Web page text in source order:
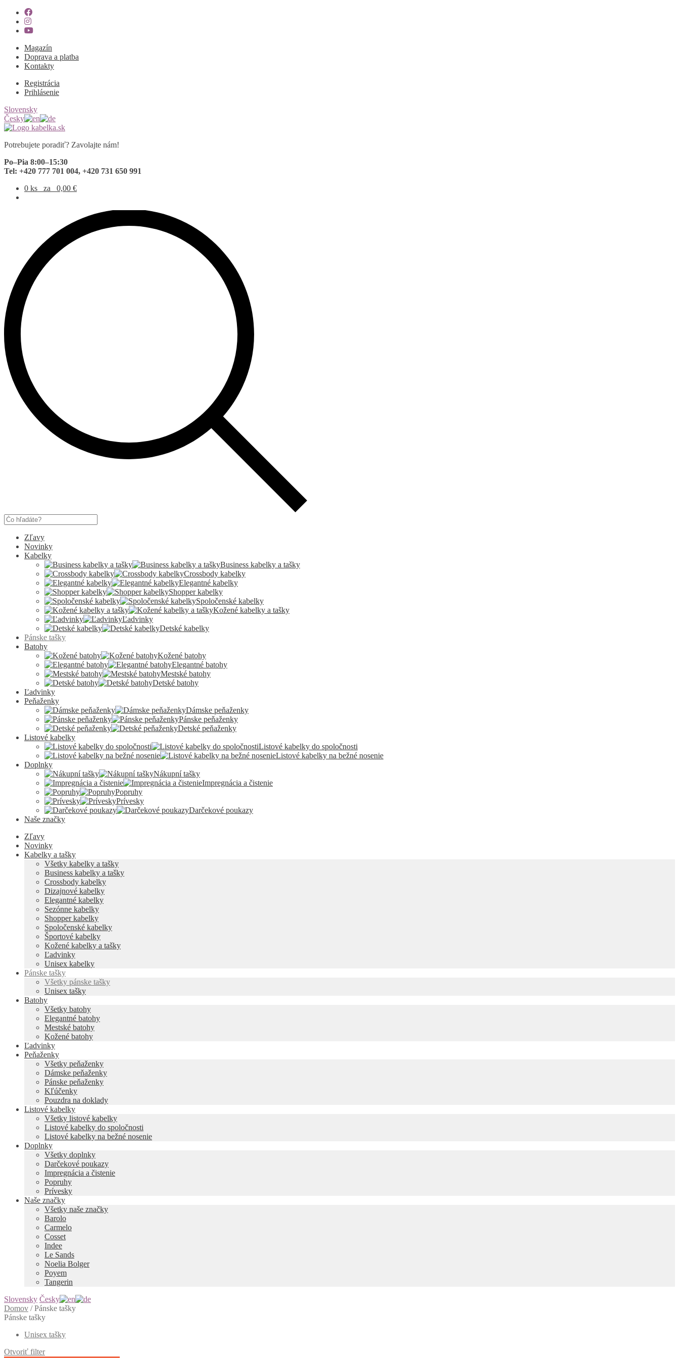
Magazín
Doprava a platba
Kontakty
Registrácia
Prihlásenie
Slovensky
Česky
Preskočiť
navigáciu
Preskočiť
obsah
Potrebujete poradiť? Zavolajte nám!
Po–Pia 8:00–15:30
Tel: +420 777 701 004, +420 731 650 991
0 ks
za 0,00 €
Products
search
Zľavy
Novinky
Kabelky
Business kabelky a tašky
Crossbody kabelky
Elegantné kabelky
Shopper kabelky
Spoločenské kabelky
Kožené kabelky a tašky
Ľadvinky
Detské kabelky
Pánske tašky
Batohy
Kožené batohy
Elegantné batohy
Mestské batohy
Detské batohy
Ľadvinky
Peňaženky
Dámske peňaženky
Pánske peňaženky
Detské peňaženky
Listové kabelky
Listové kabelky do spoločnosti
Listové kabelky na bežné nosenie
Doplnky
Nákupní tašky
Impregnácia a čistenie
Popruhy
Prívesky
Darčekové poukazy
Naše značky
Zľavy
Novinky
Kabelky a tašky
Všetky kabelky a tašky
Business kabelky a tašky
Crossbody kabelky
Dizajnové kabelky
Elegantné kabelky
Sezónne kabelky
Shopper kabelky
Spoločenské kabelky
Športové kabelky
Kožené kabelky a tašky
Ľadvinky
Unisex kabelky
Pánske tašky
Všetky pánske tašky
Unisex tašky
Batohy
Všetky batohy
Elegantné batohy
Mestské batohy
Kožené batohy
Ľadvinky
Peňaženky
Všetky peňaženky
Dámske peňaženky
Pánske peňaženky
Kľúčenky
Pouzdra na doklady
Listové kabelky
Všetky listové kabelky
Listové kabelky do spoločnosti
Listové kabelky na bežné nosenie
Doplnky
Všetky doplnky
Darčekové poukazy
Impregnácia a čistenie
Popruhy
Prívesky
Naše značky
Všetky naše značky
Barolo
Carmelo
Cosset
Indee
Le Sands
Noelia Bolger
Poyem
Tangerin
Slovensky Česky
Domov /Pánske tašky
Pánske tašky
Unisex tašky
Otvoriť filter